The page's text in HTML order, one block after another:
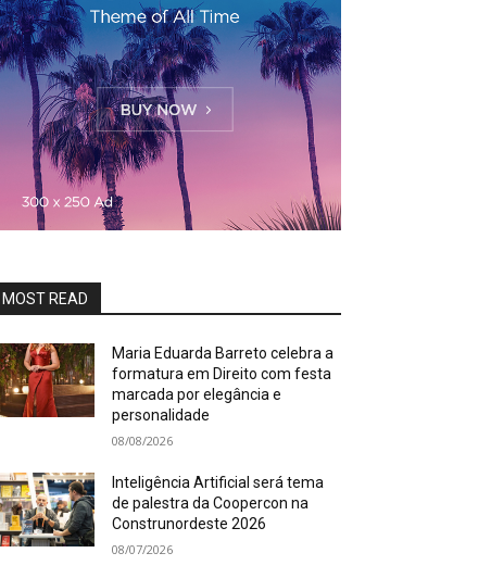
MOST READ
Maria Eduarda Barreto celebra a
formatura em Direito com festa
marcada por elegância e
personalidade
08/08/2026
Inteligência Artificial será tema
de palestra da Coopercon na
Construnordeste 2026
08/07/2026